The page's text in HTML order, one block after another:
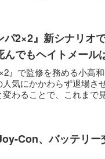
パ2×2』新シナリオ
でもヘイトメール
』で監修を務める小高
気にかかわらず退場さ
わることで、これまで
Con、バッテリー